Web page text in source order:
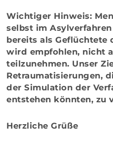
Wichtiger Hinweis:
selbst im
bereits als Geflüchtete
wird empfohlen, nicht
teilzunehmen. Unser
Retraumatisierungen,
der Simulation der
entstehen könnten, zu
Herzliche Grüße